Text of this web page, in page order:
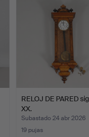
RELOJ DE PARED
XX.
Subastado 24 abr 2026
19 pujas